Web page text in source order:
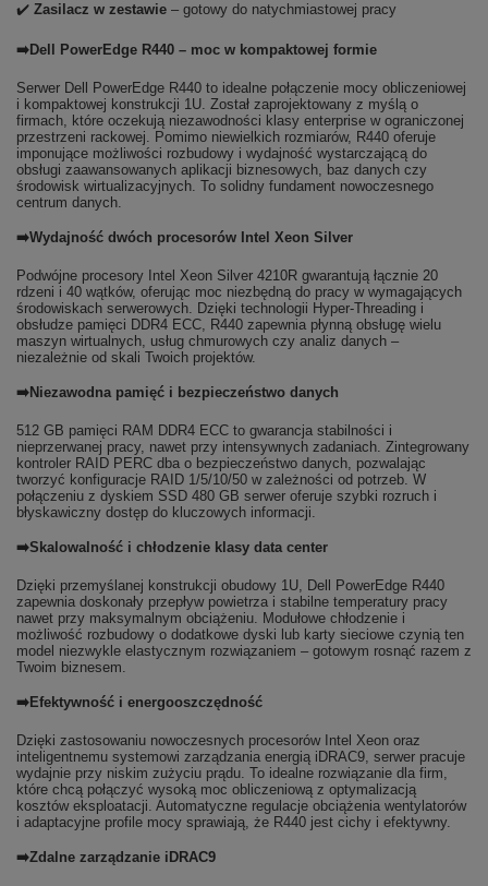
✔️ Zasilacz w zestawie – gotowy do natychmiastowej pracy
➡️Dell PowerEdge R440 – moc w kompaktowej formie
Serwer Dell PowerEdge R440 to idealne połączenie mocy obliczeniowej
i kompaktowej konstrukcji 1U. Został zaprojektowany z myślą o
firmach, które oczekują niezawodności klasy enterprise w ograniczonej
przestrzeni rackowej. Pomimo niewielkich rozmiarów, R440 oferuje
imponujące możliwości rozbudowy i wydajność wystarczającą do
obsługi zaawansowanych aplikacji biznesowych, baz danych czy
środowisk wirtualizacyjnych. To solidny fundament nowoczesnego
centrum danych.
➡️Wydajność dwóch procesorów Intel Xeon Silver
Podwójne procesory Intel Xeon Silver 4210R gwarantują łącznie 20
rdzeni i 40 wątków, oferując moc niezbędną do pracy w wymagających
środowiskach serwerowych. Dzięki technologii Hyper-Threading i
obsłudze pamięci DDR4 ECC, R440 zapewnia płynną obsługę wielu
maszyn wirtualnych, usług chmurowych czy analiz danych –
niezależnie od skali Twoich projektów.
➡️Niezawodna pamięć i bezpieczeństwo danych
512 GB pamięci RAM DDR4 ECC to gwarancja stabilności i
nieprzerwanej pracy, nawet przy intensywnych zadaniach. Zintegrowany
kontroler RAID PERC dba o bezpieczeństwo danych, pozwalając
tworzyć konfiguracje RAID 1/5/10/50 w zależności od potrzeb. W
połączeniu z dyskiem SSD 480 GB serwer oferuje szybki rozruch i
błyskawiczny dostęp do kluczowych informacji.
➡️Skalowalność i chłodzenie klasy data center
Dzięki przemyślanej konstrukcji obudowy 1U, Dell PowerEdge R440
zapewnia doskonały przepływ powietrza i stabilne temperatury pracy
nawet przy maksymalnym obciążeniu. Modułowe chłodzenie i
możliwość rozbudowy o dodatkowe dyski lub karty sieciowe czynią ten
model niezwykle elastycznym rozwiązaniem – gotowym rosnąć razem z
Twoim biznesem.
➡️Efektywność i energooszczędność
Dzięki zastosowaniu nowoczesnych procesorów Intel Xeon oraz
inteligentnemu systemowi zarządzania energią iDRAC9, serwer pracuje
wydajnie przy niskim zużyciu prądu. To idealne rozwiązanie dla firm,
które chcą połączyć wysoką moc obliczeniową z optymalizacją
kosztów eksploatacji. Automatyczne regulacje obciążenia wentylatorów
i adaptacyjne profile mocy sprawiają, że R440 jest cichy i efektywny.
➡️Zdalne zarządzanie iDRAC9